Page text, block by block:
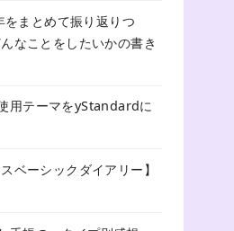
まとめて振り返りつ
なことをしたいかの書き
用テーマをyStandardに
ベーシックダイアリー】